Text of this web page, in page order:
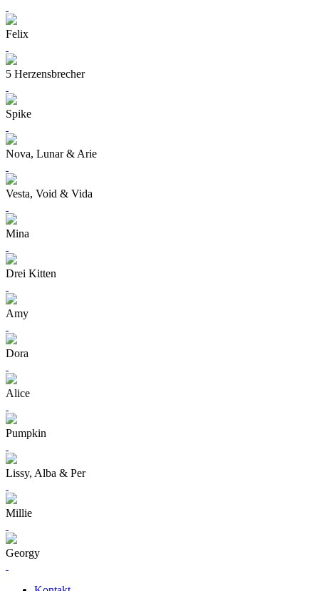
Felix
5 Herzensbrecher
Spike
Nova, Lunar & Arie
Vesta, Void & Vida
Mina
Drei Kitten
Amy
Dora
Alice
Pumpkin
Lissy, Alba & Per
Millie
Georgy